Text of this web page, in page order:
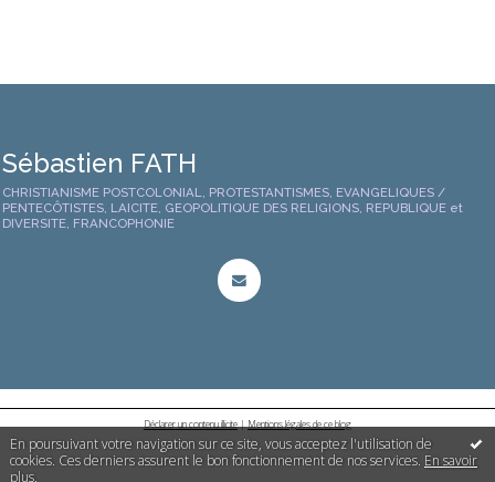
En poursuivant votre navigation sur ce site, vous acceptez l'utilisation de
cookies. Ces derniers assurent le bon fonctionnement de nos services. En savoir
plus.
Sébastien FATH
CHRISTIANISME POSTCOLONIAL, PROTESTANTISMES, EVANGELIQUES /
PENTECÔTISTES, LAICITE, GEOPOLITIQUE DES RELIGIONS, REPUBLIQUE et
DIVERSITE, FRANCOPHONIE
Déclarer un contenu illicite|Mentions légales de ce blog